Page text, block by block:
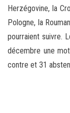
Herzégovine, la
Pologne, la
pourraient suivre.
décembre une
contre et 31